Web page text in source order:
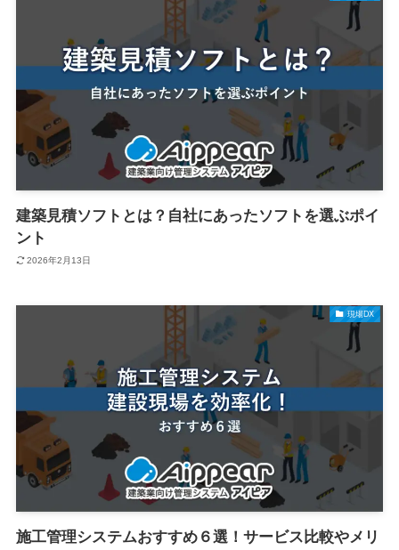
建築見積ソフトとは？自社にあったソフトを選ぶポイ
ント
2026年2月13日
現場DX
施工管理システムおすすめ６選！サービス比較やメリ